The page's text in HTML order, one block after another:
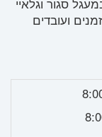
סגור וגלאיי
ועובדים